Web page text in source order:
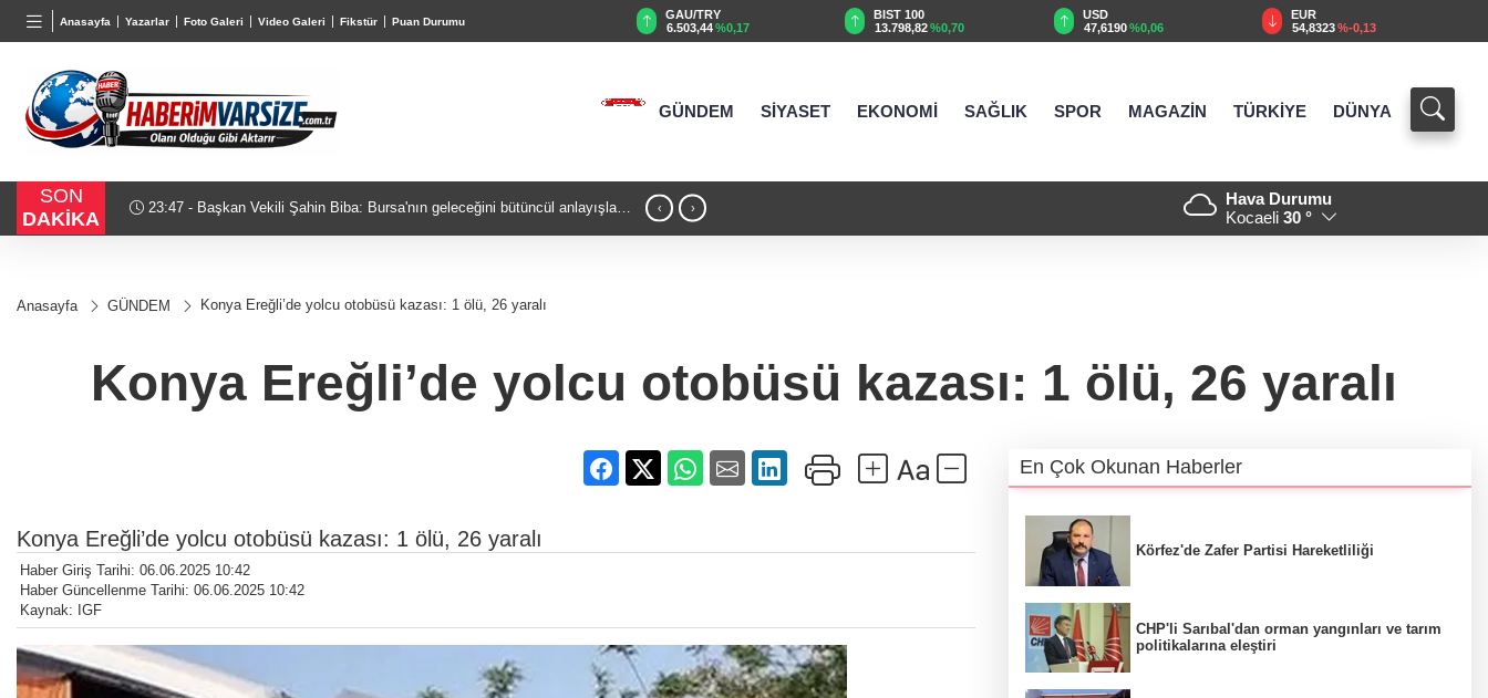
Anasayfa Yazarlar Foto Galeri Video Galeri Fikstür Puan Durumu
BGN
28,0626 %0,37
VND
0,0018%0,02
6.503,44
BIST 100
13.798,82%0,70
USD
47,6190%0,06
EUR
54,8323 %-0,13
GBP
63,9237 %-0,04
GÜNDEM SİYASET EKONOMİ SAĞLIK SPOR MAGAZİN TÜRKİYE DÜNYA
SON
DAKİKA
23:03 - Cumhurbaşkanı Erdoğan, Suudi Arabistan yolcusu 22:47 - Bursa’da TEKNOSAB KOBİ OSB tanıtıldı... Bursa’nın kalkınma 21:18 - Kocaeli Darıca’ya
‹ ›
Hava Durumu
Kocaeli 30 °
Anasayfa GÜNDEM Konya Ereğli’de yolcu otobüsü kazası: 1 ölü, 26 yaralı
Konya Ereğli’de yolcu otobüsü kazası: 1 ölü, 26 yaralı
Konya Ereğli’de yolcu otobüsü kazası: 1 ölü, 26 yaralı
Haber Giriş Tarihi: 06.06.2025 10:42
Haber Güncellenme Tarihi: 06.06.2025 10:42
Kaynak: IGF
En Çok Okunan Haberler
Körfez'de Zafer Partisi Hareketliliği
CHP'li Sarıbal'dan orman yangınları ve tarım
politikalarına eleştiri